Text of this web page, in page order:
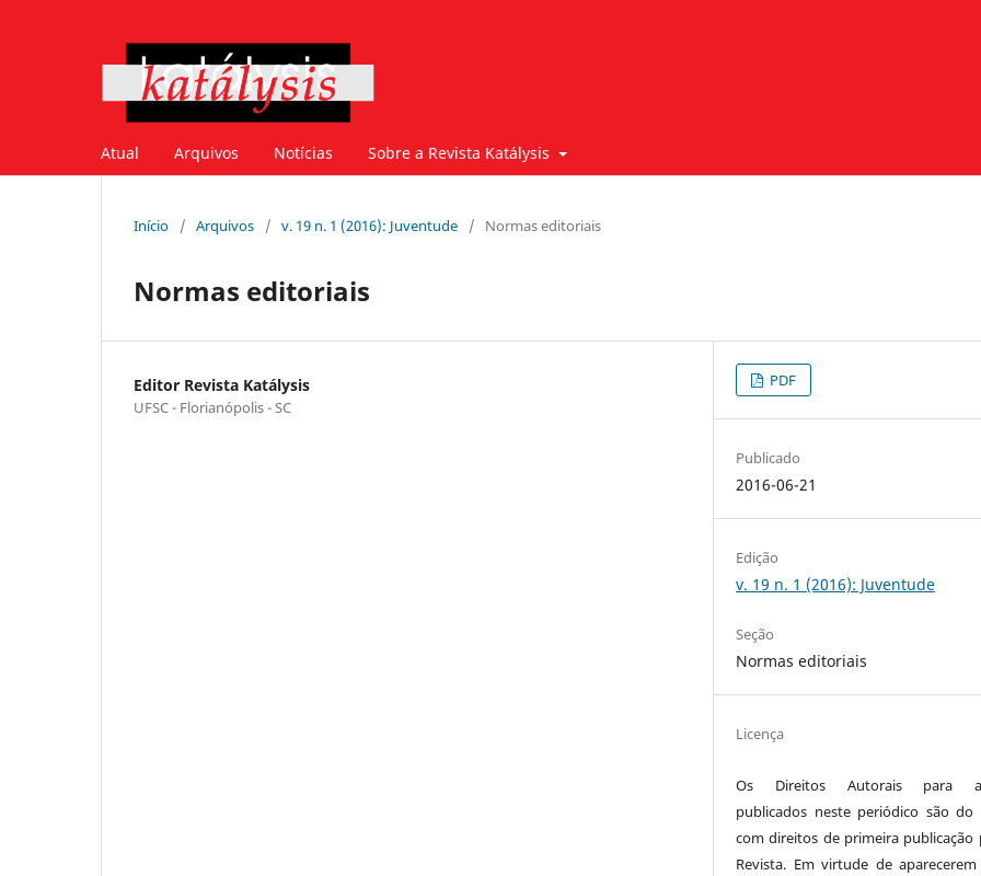
Atual Arquivos Notícias Sobre a Revista Katálysis
Início / Arquivos / v. 19 n. 1 (2016): Juventude / Normas editoriais
Normas editoriais
Editor Revista Katálysis
UFSC - Florianópolis - SC
PDF
Publicado
2016-06-21
Edição
v. 19 n. 1 (2016): Juventude
Seção
Normas editoriais
Licença
Os Direitos Autorais para
publicados neste periódico são do
com direitos de primeira publicação
Revista. Em virtude de